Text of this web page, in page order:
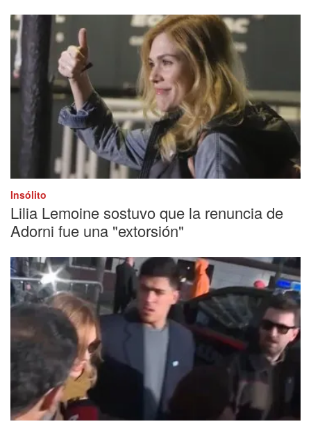
Insólito
Lilia Lemoine sostuvo que la renuncia de
Adorni fue una "extorsión"